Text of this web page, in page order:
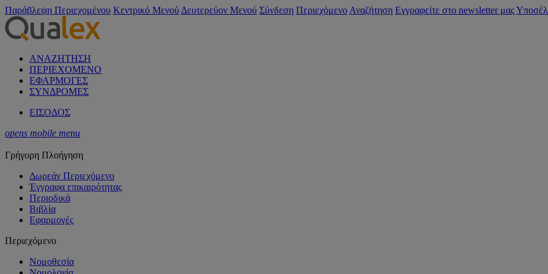
Παράβλεψη Περιεχομένου Κεντρικό Μενού Δευτερεύον Μενού Σύνδεση Περιεχόμενο Αναζήτηση Εγγραφείτε στο newsletter μας
ΑΝΑΖΗΤΗΣΗ
ΠΕΡΙΕΧΟΜΕΝΟ
ΕΦΑΡΜΟΓΕΣ
ΣΥΝΔΡΟΜΕΣ
ΕΙΣΟΔΟΣ
opens mobile menu
Γρήγορη Πλοήγηση
Δωρεάν Περιεχόμενο
Έγγραφα επικαιρότητας
Περιοδικά
Βιβλία
Εφαρμογές
Περιεχόμενο
Νομοθεσία